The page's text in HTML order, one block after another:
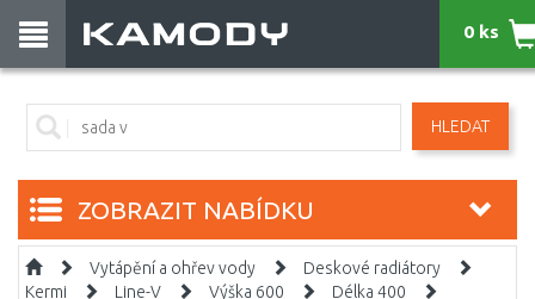
HLEDAT
0 ks
ZOBRAZIT NABÍDKU
Vytápění a ohřev vody
Deskové radiátory
Kermi
Line-V Výška 600
Délka 400